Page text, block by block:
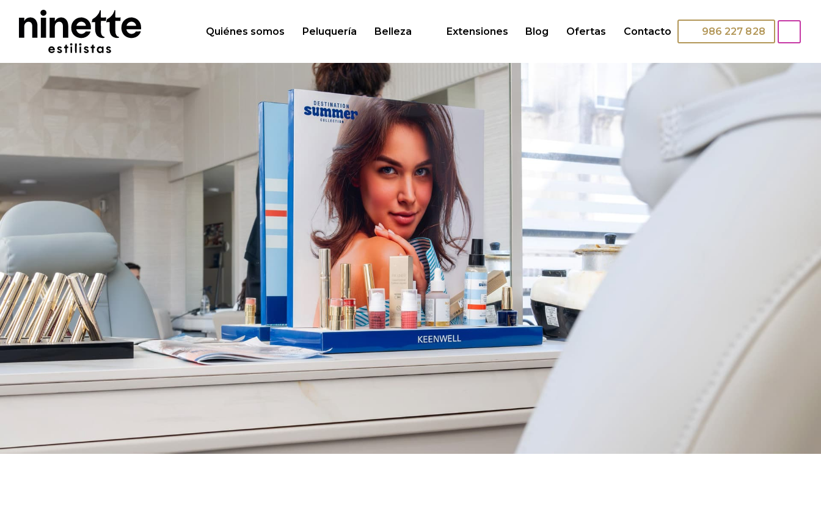
Quiénes somos Peluquería Belleza Extensiones Blog Ofertas Contacto 986 227 828